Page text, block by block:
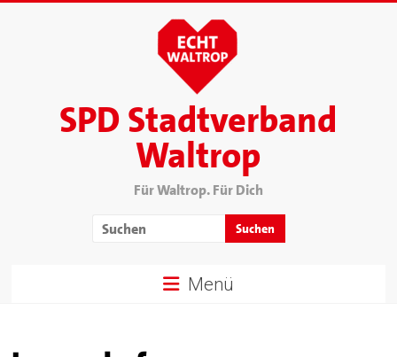
SPD Stadtverband
Waltrop
Für Waltrop. Für Dich
Menü